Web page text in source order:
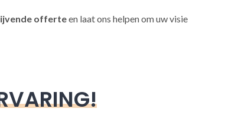
offerteen laat ons helpen om uw visie